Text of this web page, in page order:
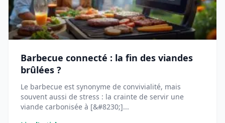
Barbecue connecté : la fin des viandes
brûlées ?
Le barbecue est synonyme de convivialité, mais
souvent aussi de stress : la crainte de servir une
viande carbonisée à [&#8230;]...